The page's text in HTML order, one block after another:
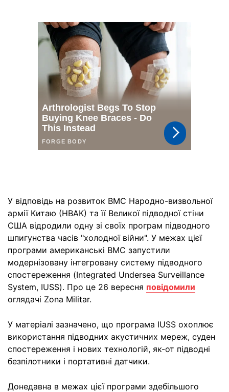
У відповідь на розвиток ВМС Народно-визвольної
армії Китаю (НВАК) та її Великої підводної стіни
США відродили одну зі своїх програм підводного
шпигунства часів "холодної війни". У межах цієї
програми американські ВМС запустили
модернізовану інтегровану систему підводного
спостереження (Integrated Undersea Surveillance
System, IUSS). Про це 26 вересня повідомили
оглядачі Zona Militar.
У матеріалі зазначено, що програма IUSS охоплює
використання підводних акустичних мереж, суден
спостереження і нових технологій, як-от підводні
безпілотники і портативні датчики.
Донедавна в межах цієї програми здебільшого